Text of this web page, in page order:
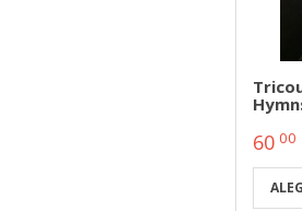
60 00